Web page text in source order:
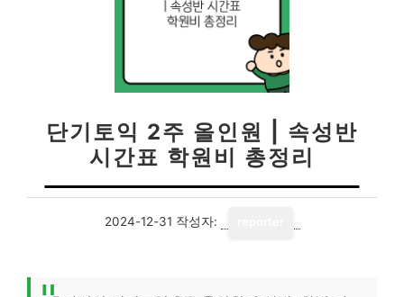
단기토익 2주 올인원 | 속성반
시간표 학원비 총정리
2024-12-31 작성자: